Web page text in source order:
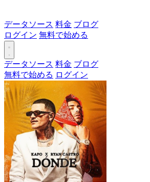
データソース 料金 ブログ
ログイン 無料で始める
データソース 料金 ブログ
無料で始める ログイン